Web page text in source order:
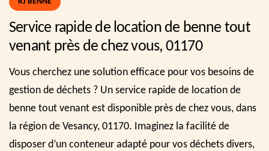
Service rapide de location de benne tout
venant près de chez vous, 01170
Vous cherchez une solution efficace pour vos besoins de
gestion de déchets ? Un service rapide de location de
benne tout venant est disponible près de chez vous, dans
la région de Vesancy, 01170. Imaginez la facilité de
disposer d’un conteneur adapté pour vos déchets divers,